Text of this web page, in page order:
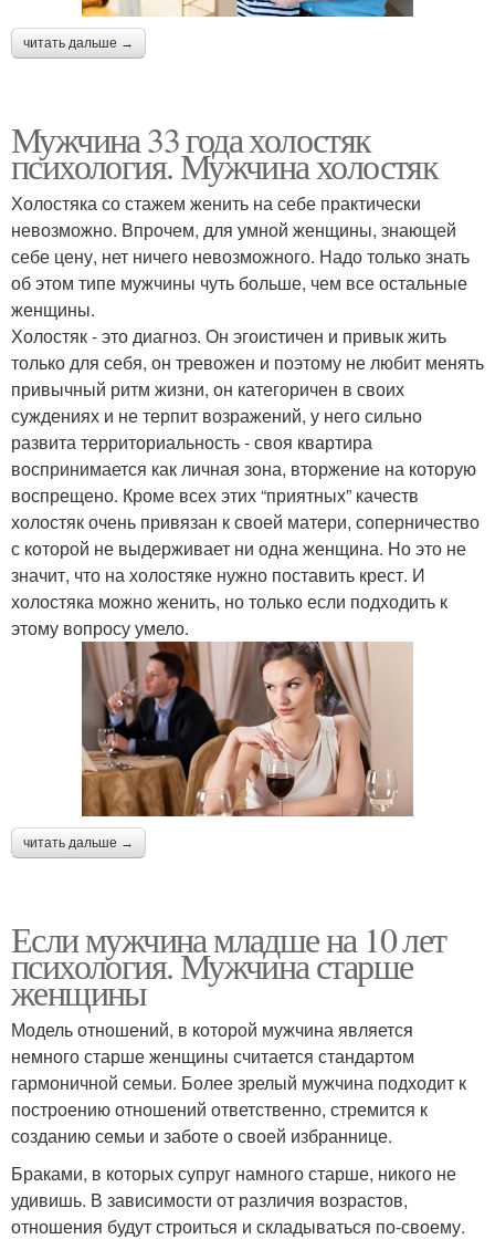
читать дальше →
Мужчина 33 года холостяк
психология. Мужчина холостяк
Холостяка со стажем женить на себе практически
невозможно. Впрочем, для умной женщины, знающей
себе цену, нет ничего невозможного. Надо только знать
об этом типе мужчины чуть больше, чем все остальные
женщины.
Холостяк - это диагноз. Он эгоистичен и привык жить
только для себя, он тревожен и поэтому не любит менять
привычный ритм жизни, он категоричен в своих
суждениях и не терпит возражений, у него сильно
развита территориальность - своя квартира
воспринимается как личная зона, вторжение на которую
воспрещено. Кроме всех этих “приятных” качеств
холостяк очень привязан к своей матери, соперничество
с которой не выдерживает ни одна женщина. Но это не
значит, что на холостяке нужно поставить крест. И
холостяка можно женить, но только если подходить к
этому вопросу умело.
читать дальше →
Если мужчина младше на 10 лет
психология. Мужчина старше
женщины
Модель отношений, в которой мужчина является
немного старше женщины считается стандартом
гармоничной семьи. Более зрелый мужчина подходит к
построению отношений ответственно, стремится к
созданию семьи и заботе о своей избраннице.
Браками, в которых супруг намного старше, никого не
удивишь. В зависимости от различия возрастов,
отношения будут строиться и складываться по-своему.